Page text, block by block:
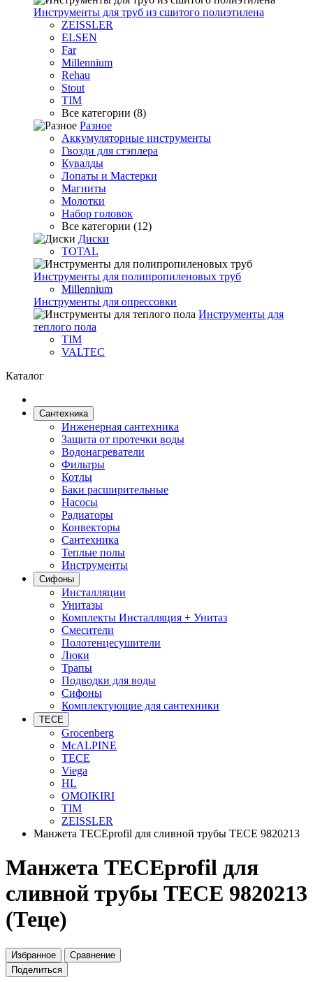
Инструменты для труб из сшитого полиэтилена
ZEISSLER
ELSEN
Far
Millennium
Rehau
Stout
TIM
Все категории (8)
Разное
Аккумуляторные инструменты
Гвозди для стэплера
Кувалды
Лопаты и Мастерки
Магниты
Молотки
Набор головок
Все категории (12)
Диски
TOTAL
Инструменты для полипропиленовых труб
Millennium
Инструменты для опрессовки
Инструменты для
теплого пола
TIM
VALTEC
Каталог
Сантехника
Инженерная сантехника
Защита от протечки воды
Водонагреватели
Фильтры
Котлы
Баки расширительные
Насосы
Радиаторы
Конвекторы
Сантехника
Теплые полы
Инструменты
Сифоны
Инсталляции
Унитазы
Комплекты Инсталляция + Унитаз
Смесители
Полотенцесушители
Люки
Трапы
Подводки для воды
Сифоны
Комплектующие для сантехники
TECE
Grocenberg
McALPINE
TECE
Viega
HL
OMOIKIRI
TIM
ZEISSLER
Манжета TECEprofil для сливной трубы TECE 9820213
Манжета TECEprofil для
сливной трубы TECE 9820213
(Теце)
Избранное
Сравнение
Поделиться